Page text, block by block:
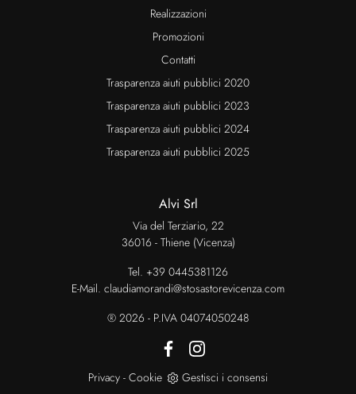
Realizzazioni
Promozioni
Contatti
Trasparenza aiuti pubblici 2020
Trasparenza aiuti pubblici 2023
Trasparenza aiuti pubblici 2024
Trasparenza aiuti pubblici 2025
Alvi Srl
Via del Terziario, 22
36016 - Thiene (Vicenza)
Tel. +39 0445381126
E-Mail. claudiamorandi@stosastorevicenza.com
® 2026 - P.IVA 04074050248
Privacy - Cookie Gestisci i consensi